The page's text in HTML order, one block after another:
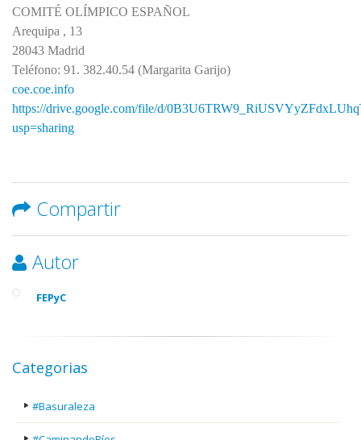
COMITÉ OLÍMPICO ESPAÑOL
Arequipa , 13
28043 Madrid
Teléfono: 91. 382.40.54 (Margarita Garijo)
coe.coe.info
https://drive.google.com/file/d/
usp=sharing
Compartir
Autor
FEPyC
Categorias
#Basuraleza